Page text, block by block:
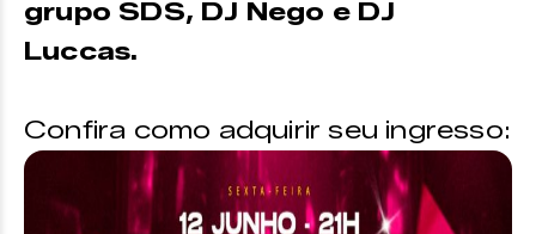
grupo SDS, DJ Nego e DJ
Luccas.
Confira como adquirir seu ingresso: